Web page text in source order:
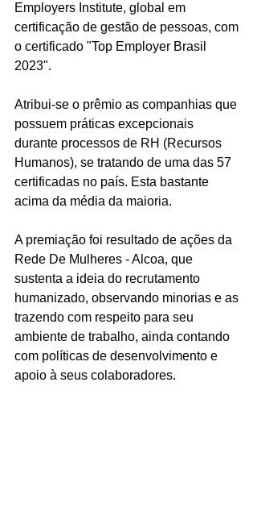
Employers Institute, global em
certificação de gestão de pessoas, com
o certificado "Top Employer Brasil
2023".
Atribui-se o prêmio as companhias que
possuem práticas excepcionais
durante processos de RH (Recursos
Humanos), se tratando de uma das 57
certificadas no país. Esta bastante
acima da média da maioria.
A premiação foi resultado de ações da
Rede De Mulheres - Alcoa, que
sustenta a ideia do recrutamento
humanizado, observando minorias e as
trazendo com respeito para seu
ambiente de trabalho, ainda contando
com políticas de desenvolvimento e
apoio à seus colaboradores.